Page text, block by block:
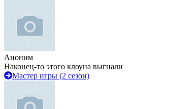
Аноним
Наконец-то этого клоуна выгнали
Мастер игры (2 сезон)